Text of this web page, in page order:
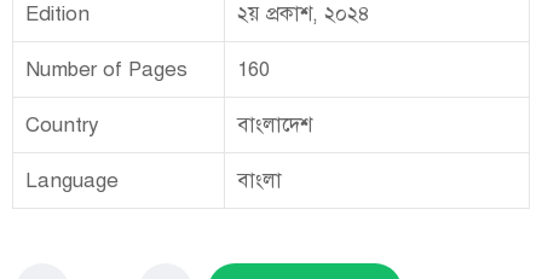
Edition ২য় প্রকাশ, ২০২৪
Number of Pages 160
Country বাংলাদেশ
Language বাংলা